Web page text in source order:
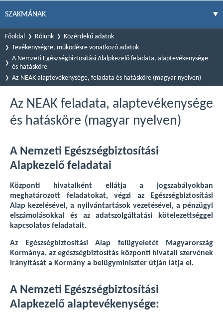
SZAKMÁNAK
Főoldal Rólunk
Közérdekű adatok
Tevékenységre, működésre vonatkozó adatok
A Nemzeti Egészségbiztosítási Alalpkezelő feladata, alaptevékenysége
és hatásköre
Az NEAK alaptevékenysége, feladata és hatásköre (magyar nyelven)
Az NEAK feladata, alaptevékenysége
és hatásköre (magyar nyelven)
A Nemzeti Egészségbiztosítási
Alapkezelő feladatai
Központi hivatalként ellátja a jogszabályokban
meghatározott feladatokat, végzi az Egészségbiztosítási
Alap kezelésével, a nyilvántartások vezetésével, a pénzügyi
elszámolásokkal és az adatszolgáltatási kötelezettséggel
kapcsolatos feladatait.
Az Egészségbiztosítási Alap felügyeletét Magyarország
Kormánya, az egészségbiztosítás központi hivatali szervének
irányítását a Kormány a belügyminiszter útján látja el.
A Nemzeti Egészségbiztosítási
Alapkezelő alaptevékenysége: